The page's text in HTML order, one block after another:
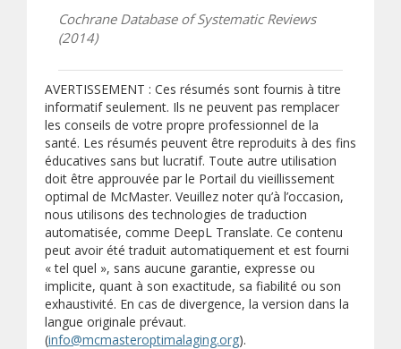
Cochrane Database of Systematic Reviews
(2014)
AVERTISSEMENT : Ces résumés sont fournis à titre
informatif seulement. Ils ne peuvent pas remplacer
les conseils de votre propre professionnel de la
santé. Les résumés peuvent être reproduits à des fins
éducatives sans but lucratif. Toute autre utilisation
doit être approuvée par le Portail du vieillissement
optimal de McMaster. Veuillez noter qu’à l’occasion,
nous utilisons des technologies de traduction
automatisée, comme DeepL Translate. Ce contenu
peut avoir été traduit automatiquement et est fourni
« tel quel », sans aucune garantie, expresse ou
implicite, quant à son exactitude, sa fiabilité ou son
exhaustivité. En cas de divergence, la version dans la
langue originale prévaut.
(info@mcmasteroptimalaging.org).